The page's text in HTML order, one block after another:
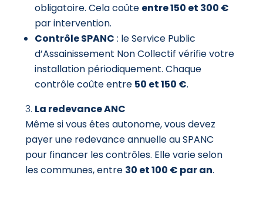
obligatoire. Cela coûte entre 150 et 300 €
par intervention.
Contrôle SPANC : le Service Public
d’Assainissement Non Collectif vérifie votre
installation périodiquement. Chaque
contrôle coûte entre 50 et 150 €.
La redevance ANC
Même si vous êtes autonome, vous devez
payer une redevance annuelle au SPANC
pour financer les contrôles. Elle varie selon
les communes, entre 30 et 100 € par an.